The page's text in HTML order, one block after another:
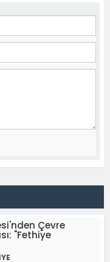
Çevre
"Fethiye